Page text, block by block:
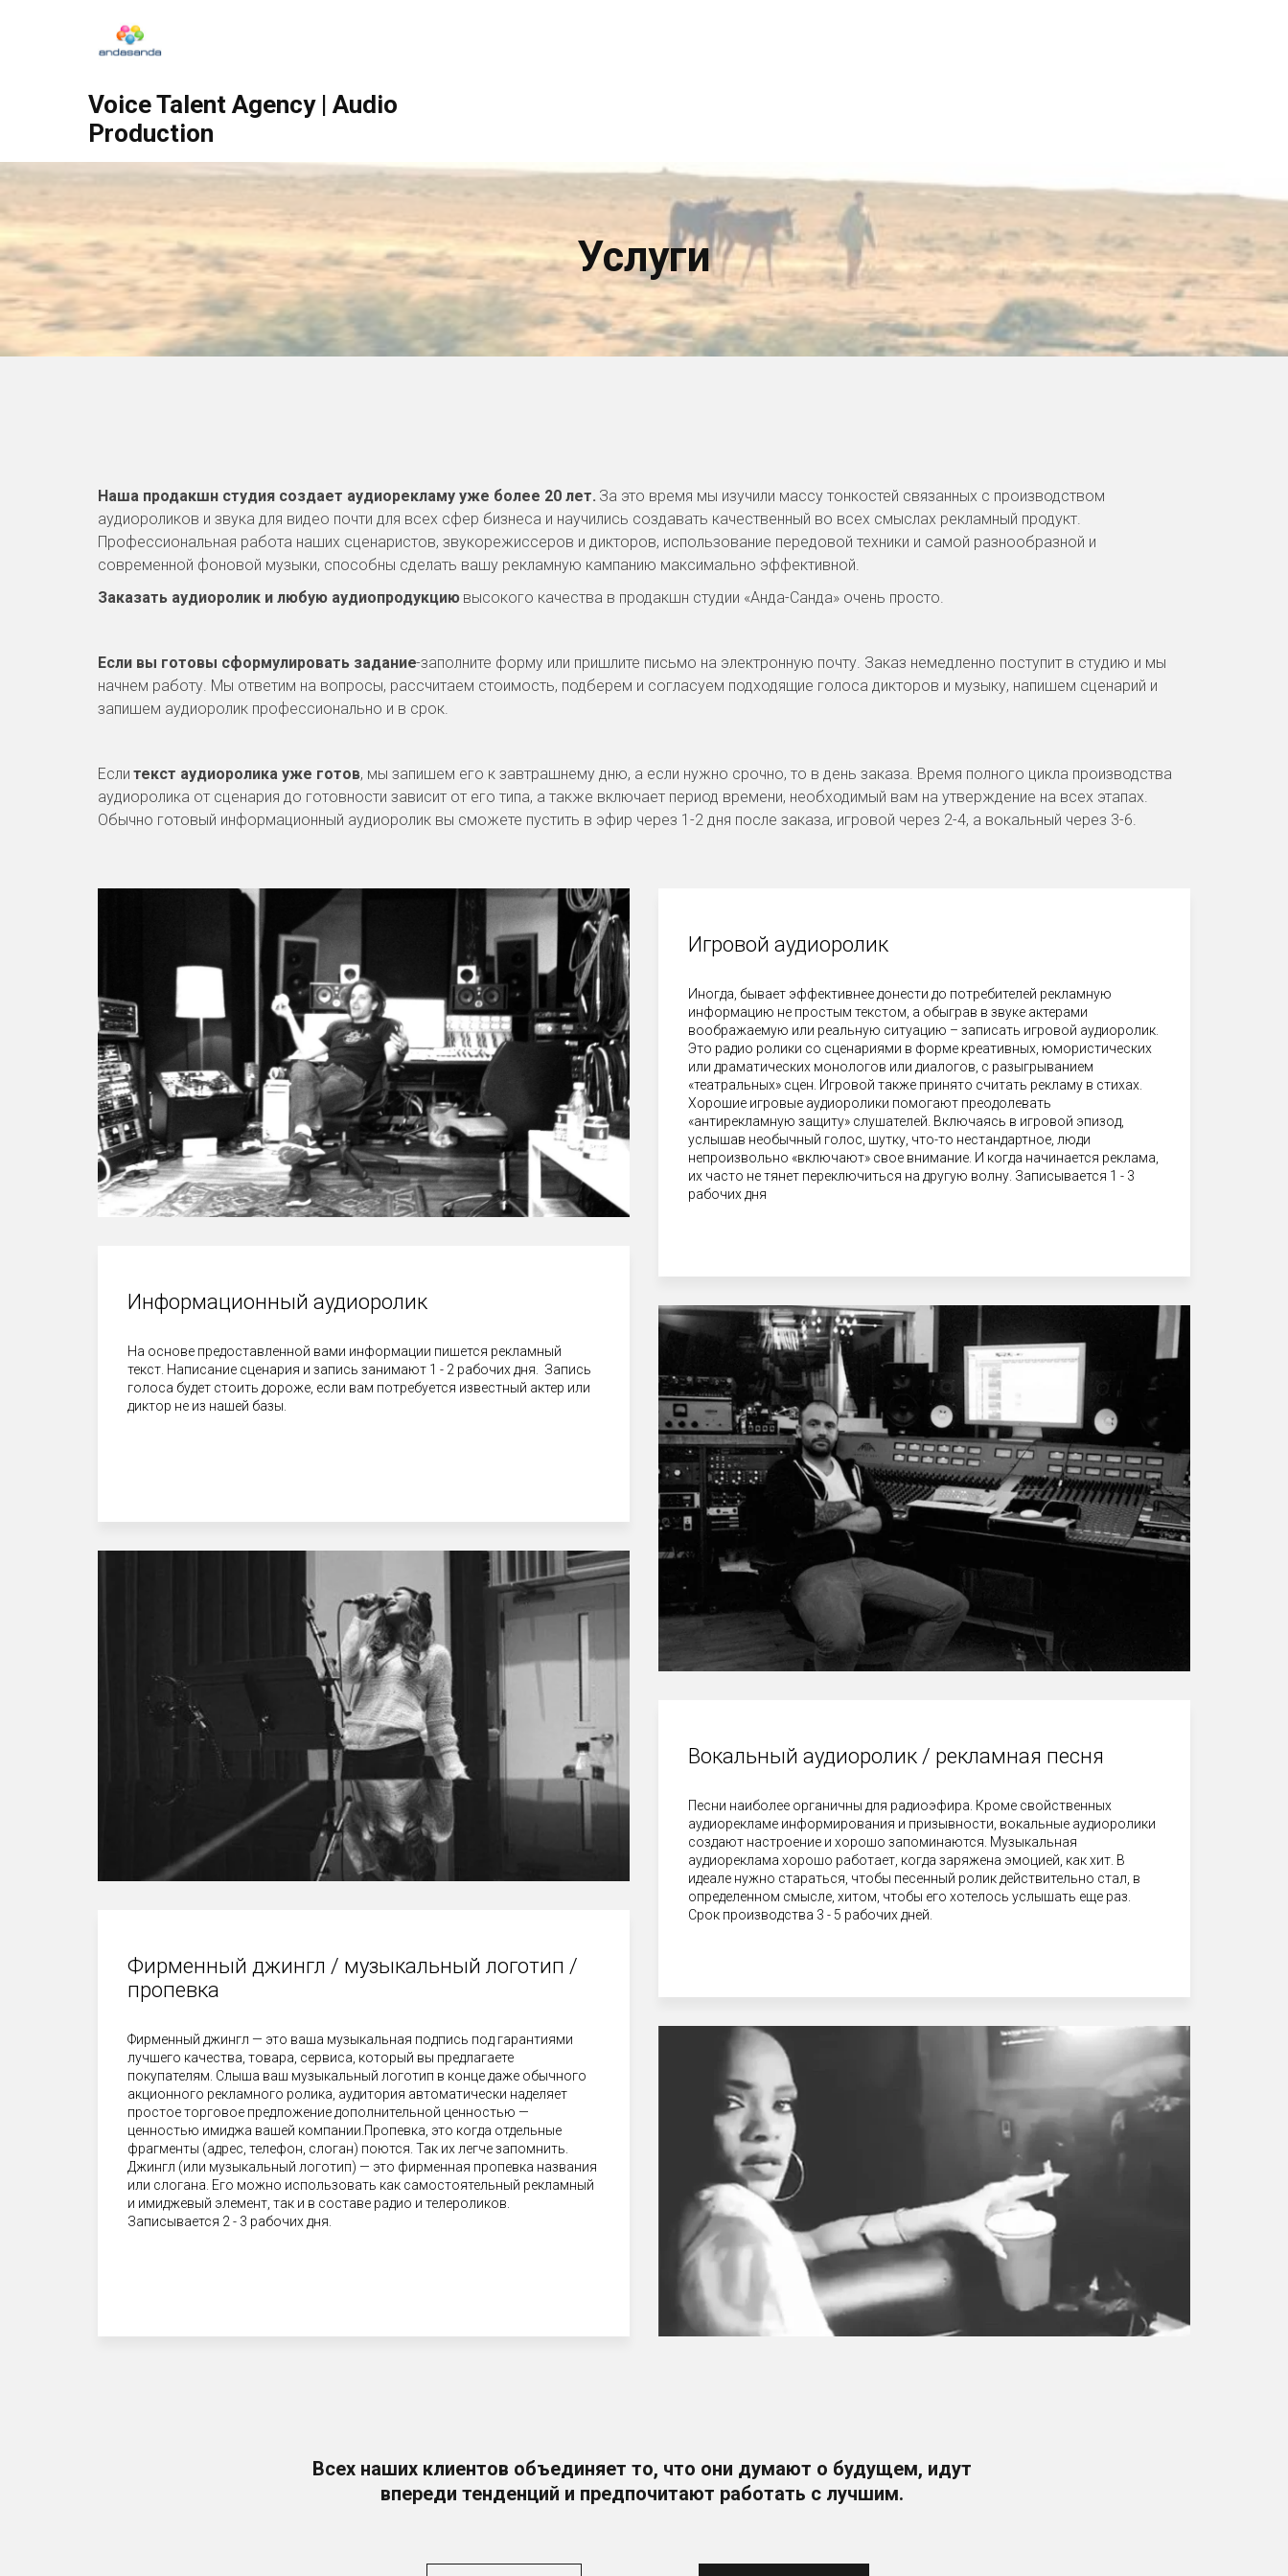
Voice Talent Agency | Audio
Production
Услуги
Наша продакшн студия создает аудиорекламу уже более 20 лет. За это время мы изучили массу тонкостей связанных с производством
аудиороликов и звука для видео почти для всех сфер бизнеса и научились создавать качественный во всех смыслах рекламный продукт.
Профессиональная работа наших сценаристов, звукорежиссеров и дикторов, использование передовой техники и самой разнообразной и
современной фоновой музыки, способны сделать вашу рекламную кампанию максимально эффективной.
Заказать аудиоролик и любую аудиопродукцию высокого качества в продакшн студии «Анда-Санда» очень просто.
Если вы готовы сформулировать задание-заполните форму или пришлите письмо на электронную почту. Заказ немедленно поступит в студию и мы
начнем работу. Мы ответим на вопросы, рассчитаем стоимость, подберем и согласуем подходящие голоса дикторов и музыку, напишем сценарий и
запишем аудиоролик профессионально и в срок.
Если текст аудиоролика уже готов, мы запишем его к завтрашнему дню, а если нужно срочно, то в день заказа. Время полного цикла производства
аудиоролика от сценария до готовности зависит от его типа, а также включает период времени, необходимый вам на утверждение на всех этапах.
Обычно готовый информационный аудиоролик вы сможете пустить в эфир через 1-2 дня после заказа, игровой через 2-4, а вокальный через 3-6.
Информационный аудиоролик
На основе предоставленной вами информации пишется рекламный
текст. Написание сценария и запись занимают 1 - 2 рабочих дня. Запись
голоса будет стоить дороже, если вам потребуется известный актер или
диктор не из нашей базы.
Фирменный джингл / музыкальный логотип /
пропевка
Фирменный джингл — это ваша музыкальная подпись под гарантиями
лучшего качества, товара, сервиса, который вы предлагаете
покупателям. Слыша ваш музыкальный логотип в конце даже обычного
акционного рекламного ролика, аудитория автоматически наделяет
простое торговое предложение дополнительной ценностью —
ценностью имиджа вашей компании.Пропевка, это когда отдельные
фрагменты (адрес, телефон, слоган) поются. Так их легче запомнить.
Джингл (или музыкальный логотип) — это фирменная пропевка названия
или слогана. Его можно использовать как самостоятельный рекламный
и имиджевый элемент, так и в составе радио и телероликов.
Записывается 2 - 3 рабочих дня.
Игровой аудиоролик
Иногда, бывает эффективнее донести до потребителей рекламную
информацию не простым текстом, а обыграв в звуке актерами
воображаемую или реальную ситуацию – записать игровой аудиоролик.
Это радио ролики со сценариями в форме креативных, юмористических
или драматических монологов или диалогов, с разыгрыванием
«театральных» сцен. Игровой также принято считать рекламу в стихах.
Хорошие игровые аудиоролики помогают преодолевать
«антирекламную защиту» слушателей. Включаясь в игровой эпизод,
услышав необычный голос, шутку, что-то нестандартное, люди
непроизвольно «включают» свое внимание. И когда начинается реклама,
их часто не тянет переключиться на другую волну. Записывается 1 - 3
рабочих дня
Вокальный аудиоролик / рекламная песня
Песни наиболее органичны для радиоэфира. Кроме свойственных
аудиорекламе информирования и призывности, вокальные аудиоролики
создают настроение и хорошо запоминаются. Музыкальная
аудиореклама хорошо работает, когда заряжена эмоцией, как хит. В
идеале нужно стараться, чтобы песенный ролик действительно стал, в
определенном смысле, хитом, чтобы его хотелось услышать еще раз.
Срок производства 3 - 5 рабочих дней.
Всех наших клиентов объединяет то, что они думают о будущем, идут
впереди тенденций и предпочитают работать с лучшим.